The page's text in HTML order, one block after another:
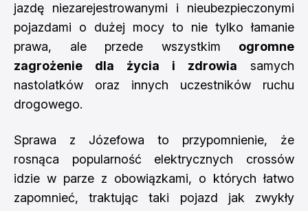
jazdę niezarejestrowanymi i nieubezpieczonymi
pojazdami o dużej mocy to nie tylko łamanie
prawa, ale przede wszystkim ogromne
zagrożenie dla życia i zdrowia samych
nastolatków oraz innych uczestników ruchu
drogowego.
Sprawa z Józefowa to przypomnienie, że
rosnąca popularność elektrycznych crossów
idzie w parze z obowiązkami, o których łatwo
zapomnieć, traktując taki pojazd jak zwykły